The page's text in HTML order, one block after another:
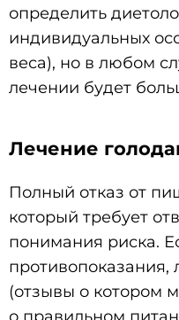
определить
индивидуальных
веса), но в любом
лечении будет
Лечение
Полный отказ от
который требует
понимания риска.
противопоказания,
(отзывы о котором